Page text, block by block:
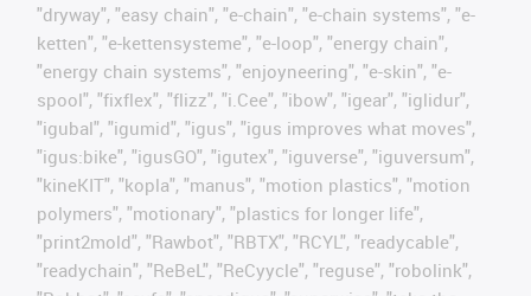
"dryway", "easy chain", "e-chain", "e-chain systems", "e-
ketten", "e-kettensysteme", "e-loop", "energy chain",
"energy chain systems", "enjoyneering", "e-skin", "e-
spool", "fixflex", "flizz", "i.Cee", "ibow", "igear", "iglidur",
"igubal", "igumid", "igus", "igus improves what moves",
"igus:bike", "igusGO", "igutex", "iguverse", "iguversum",
"kineKIT", "kopla", "manus", "motion plastics", "motion
polymers", "motionary", "plastics for longer life",
"print2mold", "Rawbot", "RBTX", "RCYL", "readycable",
"readychain", "ReBeL", "ReCyycle", "reguse", "robolink",